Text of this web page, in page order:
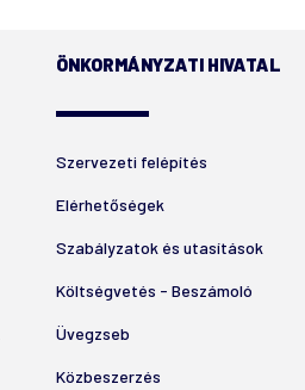
ÖNKORMÁNYZATI HIVATAL
Szervezeti felépítés
Elérhetőségek
Szabályzatok és utasítások
Költségvetés - Beszámoló
Üvegzseb
Közbeszerzés